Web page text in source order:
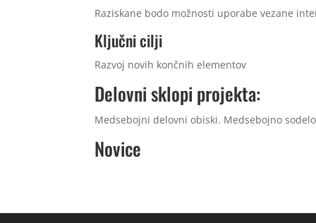
Raziskane bodo možnosti uporabe vezane
Ključni cilji
Razvoj novih končnih elementov
Delovni sklopi projekta:
Medsebojni delovni obiski. Medsebojno
Novice